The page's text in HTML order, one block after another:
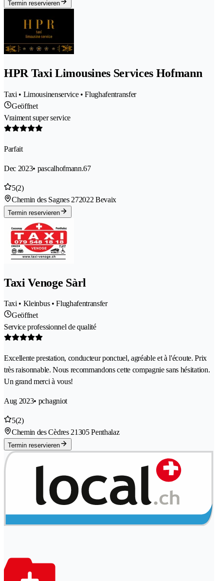
Termin reservieren
HPR Taxi Limousines Services Hofmann
Taxi • Limousinenservice • Flughafentransfer
Geöffnet
Vraiment super service
Parfait
Dec 2023• pascalhofmann.67
5(2)
Chemin des Sagnes 272022 Bevaix
Termin reservieren
Taxi Venoge Sàrl
Taxi • Kleinbus • Flughafentransfer
Geöffnet
Service professionnel de qualité
Excellente prestation, conducteur ponctuel, agréable et à l'écoute. Prix
très raisonnable. Nous recommandons cette compagnie sans hésitation.
Un grand merci à vous!
Aug 2023• pchagniot
5(2)
Chemin des Cèdres 21305 Penthalaz
Termin reservieren